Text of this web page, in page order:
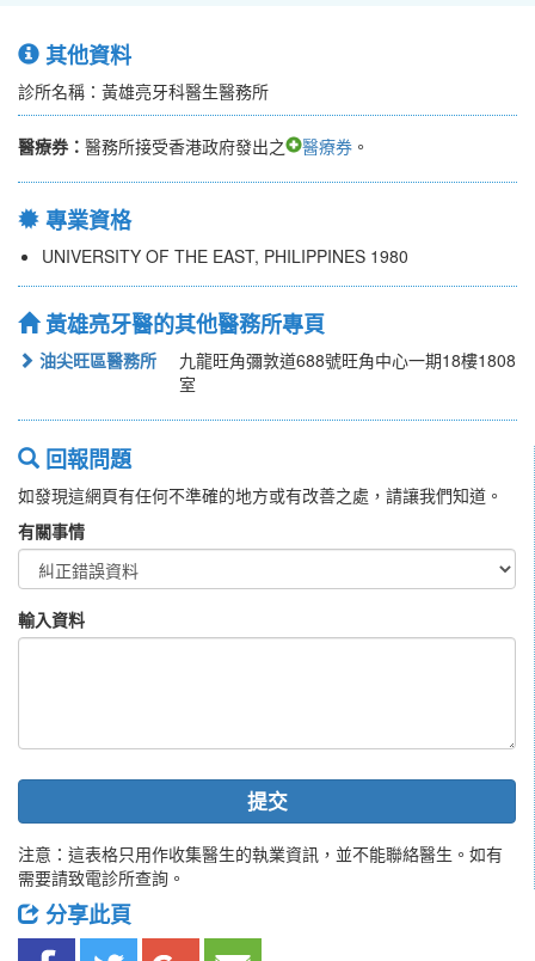
其他資料
診所名稱：黃雄亮牙科醫生醫務所
醫療券： 醫務所接受香港政府發出之 醫療券 。
專業資格
UNIVERSITY OF THE EAST, PHILIPPINES 1980
黃雄亮牙醫的其他醫務所專頁
油尖旺區醫務所
九龍旺角彌敦道688號旺角中心一期18樓1808
室
回報問題
如發現這網頁有任何不準確的地方或有改善之處，請讓我們知道。
有關事情
輸入資料
提交
注意：這表格只用作收集醫生的執業資訊，並不能聯絡醫生。如有
需要請致電診所查詢。
分享此頁